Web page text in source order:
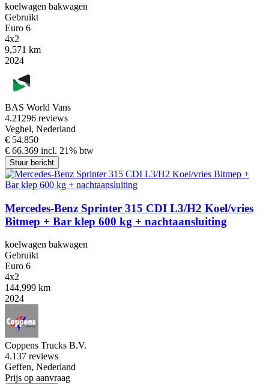
koelwagen bakwagen
Gebruikt
Euro 6
4x2
9,571 km
2024
BAS World Vans
4.21296 reviews
Veghel, Nederland
€ 54.850
€ 66.369 incl. 21% btw
Stuur bericht
Mercedes-Benz Sprinter 315 CDI L3/H2 Koel/vries
Bitmep + Bar klep 600 kg + nachtaansluiting
koelwagen bakwagen
Gebruikt
Euro 6
4x2
144,999 km
2024
Coppens Trucks B.V.
4.137 reviews
Geffen, Nederland
Prijs op aanvraag